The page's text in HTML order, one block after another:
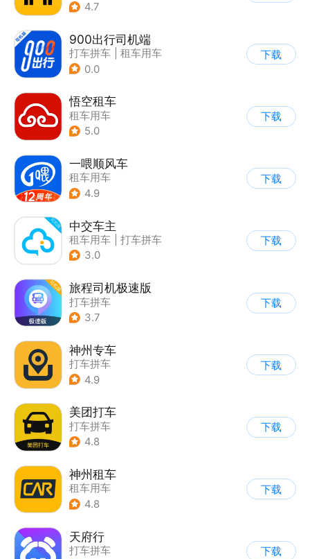
4.7
900出行司机端
打车拼车
租车用车
0.0
下载
悟空租车
租车用车
5.0
下载
一喂顺风车
租车用车
4.9
下载
中交车主
租车用车
打车拼车
3.0
下载
旅程司机极速版
打车拼车
3.7
下载
神州专车
打车拼车
4.9
下载
美团打车
打车拼车
4.8
下载
神州租车
租车用车
4.8
下载
天府行
打车拼车
下载